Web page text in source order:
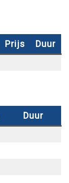
Prijs Duur
Duur